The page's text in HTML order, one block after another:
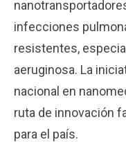
Funcionarios
infecciones
resistentes,
aeruginosa. La
nacional en
ruta de innovación
para el país.